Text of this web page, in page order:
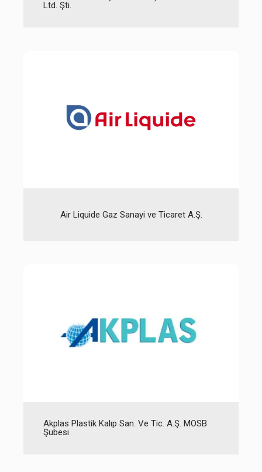
Ltd. Şti.
Air Liquide Gaz Sanayi ve Ticaret A.Ş.
Akplas Plastik Kalıp San. Ve Tic. A.Ş. MOSB
Şubesi